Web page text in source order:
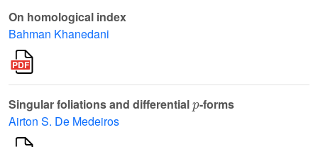
On homological index
Bahman Khanedani
Singular foliations and differential -forms
Airton S. De Medeiros